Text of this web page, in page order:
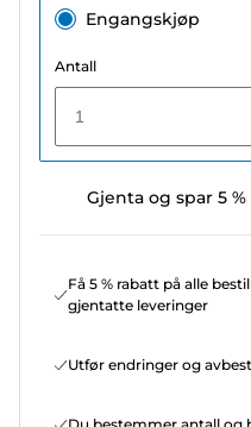
Engangskjøp
Antall
1
Gjenta og spar 5 %
Få 5 % rabatt på alle
gjentatte leveringer
Utfør endringer og